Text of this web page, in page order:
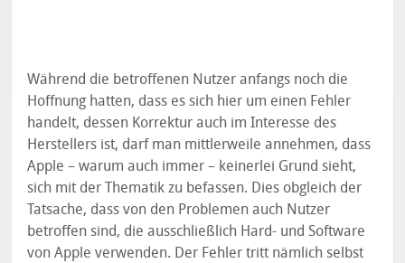
Während die betroffenen Nutzer anfangs noch die
Hoffnung hatten, dass es sich hier um einen Fehler
handelt, dessen Korrektur auch im Interesse des
Herstellers ist, darf man mittlerweile annehmen, dass
Apple – warum auch immer – keinerlei Grund sieht,
sich mit der Thematik zu befassen. Dies obgleich der
Tatsache, dass von den Problemen auch Nutzer
betroffen sind, die ausschließlich Hard- und Software
von Apple verwenden. Der Fehler tritt nämlich selbst